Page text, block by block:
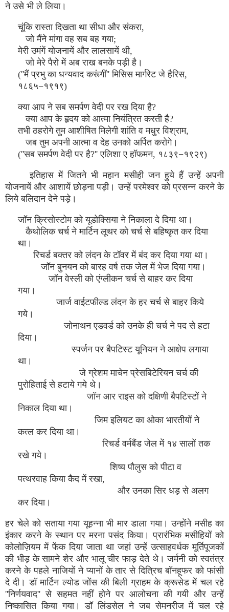
ने उसे भी ले लिया।
चूंकि रास्ता दिखता था सीधा और संकरा,
जो मैंने मांगा वह सब बह गया;
मेरी उमंगें योजनायें और लालसायें थी,
जो मेरे पैरो में अब राख बनके पड़ी है।
(''मैं प्रभु का धन्यवाद करूंगीं'' मिसिस मार्गरेट जे हैरिस,
१८६५−१९१९)
क्या आप ने सब समर्पण वेदी पर रख दिया है?
क्या आप के हृदय को आत्मा नियंत्रित करती है?
तभी ठहरोगे तुम आशीषित मिलेगी शांति व मधुर विश्राम,
जब तुम अपनी आत्मा व देह उनको अर्पित करोगे।
(''सब समर्पण वेदी पर है?'' एलिशा ए हॉफमन, १८३९−१९२९)
इतिहास में जितने भी महान मसीही जन हुये हैं उन्हें अपनी
योजनायें और आशायें छोड़ना पड़ी। उन्हें परमेश्वर को प्रसन्न करने के
लिये बलिदान देने पड़े।
जॉन क्रिसोस्टोम को यूडोक्सिया ने निकाला दे दिया था।
कैथोलिक चर्च ने मार्टिन लूथर को चर्च से बहिष्कृत कर दिया
था।
रिचर्ड बक्तर को लंदन के टॉवर में बंद कर दिया गया था।
जॉन बुनयन को बारह वर्ष तक जेल में भेज दिया गया।
जॉन वेस्ली को एंग्लीकन चर्च से बाहर कर दिया
गया।
जार्ज वाईटफील्ड लंदन के हर चर्च से बाहर किये
गये।
जोनाथन एडवर्ड को उनके ही चर्च ने पद से हटा
दिया।
स्पर्जन पर बैपटिस्ट यूनियन ने आक्षेप लगाया
था।
जे ग्रेशम माचेन प्रेसबिटेरियन चर्च की
पुरोहिताई से हटाये गये थे।
जॉन आर राइस को दक्षिणी बैपटिस्टों ने
निकाल दिया था।
जिम इलियट का ओका भारतीयों ने
कत्ल कर दिया था।
रिचर्ड वर्मबैंड जेल में १४ सालों तक
रखे गये।
शिष्य पौलुस को पीटा व
पत्थरवाह किया कैद में रखा,
और उनका सिर धड़ से अलग
कर दिया।
हर चेले को सताया गया यूहन्ना भी मार डाला गया। उन्होंने मसीह का
इंकार करने के स्थान पर मरना पसंद किया। प्रारंभिक मसीहियों को
कोलोज़ियम में फेंक दिया जाता था जहां उन्हें उत्साहवर्धक मूर्तिपूजकों
की भीड़ के सामने शेर और भालू चीर फाड़ देते थे। जर्मनी को स्वतंत्र
करने के पहले नाजियों ने प्यानों के तार से दित्रिच बॉनहूफर को फांसी
दे दी। डॉ मार्टिन ल्योड जोंस की बिली ग्राहम के क्रूसेड में चल रहे
''निर्णयवाद'' से सहमत नहीं होने पर आलोचना की गयी और उन्हें
निष्कासित किया गया। डॉ लिंडसेल ने जब सेमनरीज में चल रहे